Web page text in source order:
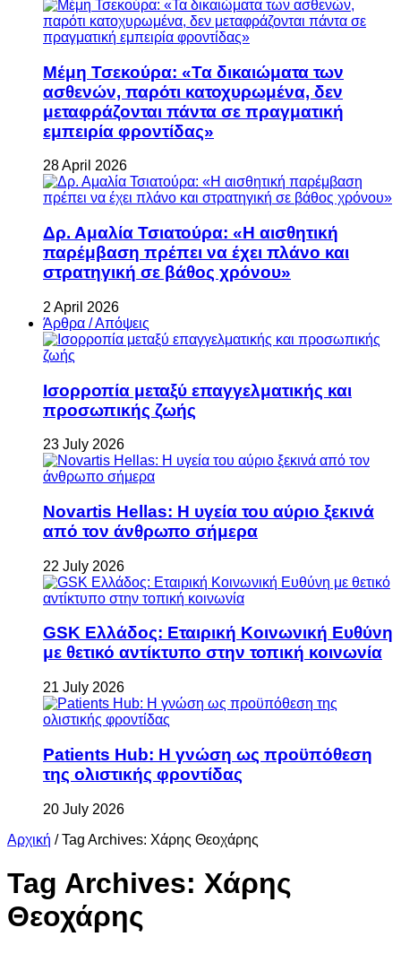
Μέμη Τσεκούρα: «Τα δικαιώματα των
ασθενών, παρότι κατοχυρωμένα, δεν
μεταφράζονται πάντα σε πραγματική
εμπειρία φροντίδας»
28 April 2026
Δρ. Αμαλία Τσιατούρα: «Η αισθητική
παρέμβαση πρέπει να έχει πλάνο και
στρατηγική σε βάθος χρόνου»
2 April 2026
Άρθρα / Απόψεις
Ισορροπία μεταξύ επαγγελματικής και
προσωπικής ζωής
23 July 2026
Novartis Hellas: Η υγεία του αύριο ξεκινά
από τον άνθρωπο σήμερα
22 July 2026
GSK Ελλάδος: Εταιρική Κοινωνική Ευθύνη
με θετικό αντίκτυπο στην τοπική κοινωνία
21 July 2026
Patients Hub: Η γνώση ως προϋπόθεση
της ολιστικής φροντίδας
20 July 2026
Αρχική / Tag Archives: Χάρης Θεοχάρης
Tag Archives: Χάρης
Θεοχάρης